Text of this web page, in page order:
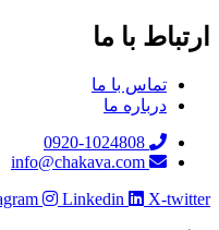
ارتباط با ما
تماس با ما
درباره ما
0920-1024808
info@chakava.com
Linkedin X-twitter